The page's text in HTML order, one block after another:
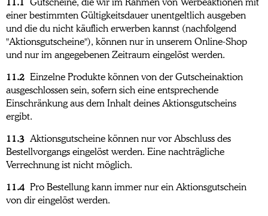
einer bestimmten Gültigkeitsdauer unentgeltlich ausgeben
und die du nicht käuflich erwerben kannst (nachfolgend
"Aktionsgutscheine"), können nur in unserem Online-Shop
und nur im angegebenen Zeitraum eingelöst werden.
11.2 Einzelne Produkte können von der Gutscheinaktion
ausgeschlossen sein, sofern sich eine entsprechende
Einschränkung aus dem Inhalt deines Aktionsgutscheins
ergibt.
11.3 Aktionsgutscheine können nur vor Abschluss des
Bestellvorgangs eingelöst werden. Eine nachträgliche
Verrechnung ist nicht möglich.
11.4 Pro Bestellung kann immer nur ein Aktionsgutschein
von dir eingelöst werden.